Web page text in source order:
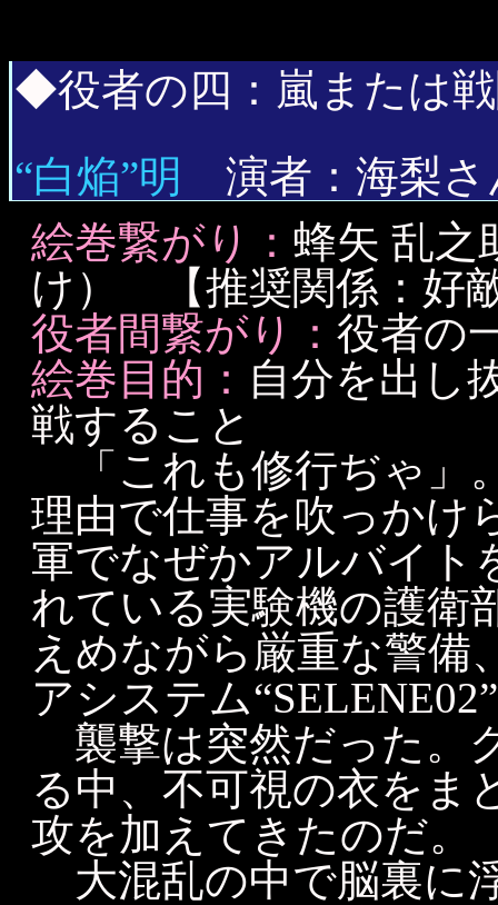
◆役者の四：嵐または
“白焔”明
演者：海梨さ
絵巻繋がり： 蜂矢 乱
け） 【推奨関係：好
役者間繋がり： 役者の
絵巻目的： 自分を出し
戦すること
「これも修行ぢゃ」
理由で仕事を吹っかけ
軍でなぜかアルバイト
れている実験機の護衛
えめながら厳重な警備
アシステム
襲撃は突然だった。
る中、不可視の衣をま
攻を加えてきたのだ。
大混乱の中で脳裏に